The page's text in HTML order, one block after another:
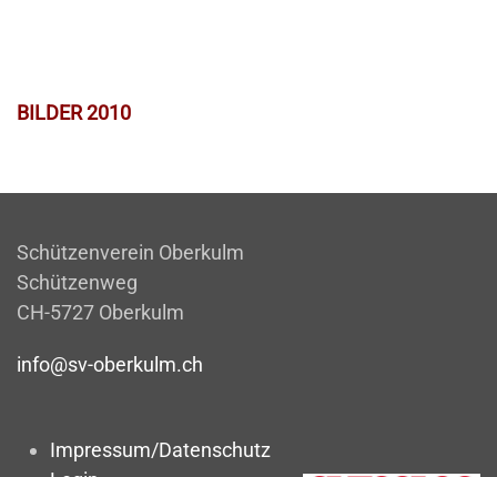
BILDER 2010
Schützenverein Oberkulm
Schützenweg
CH-5727 Oberkulm
info@sv-oberkulm.ch
Impressum/Datenschutz